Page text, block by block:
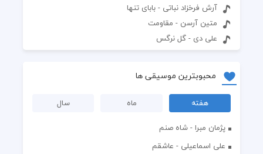
آرش فرخزاد نباتی - بابای تنها
متین آرسن - مقاومت
علی دی - گل نرگس
محبوبترین موسیقی ها
هفته ماه
سال
پژمان مبرا - شاه صنم
علی اسماعیلی - عاشقم